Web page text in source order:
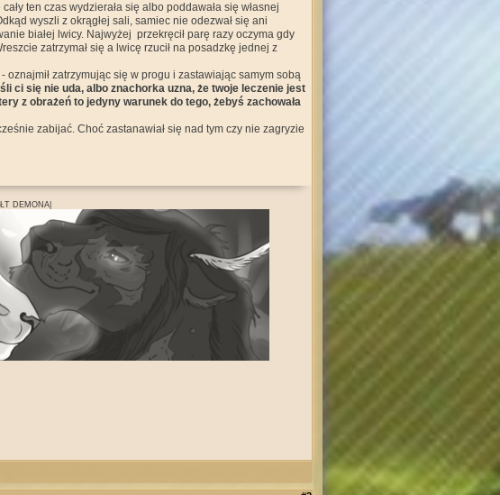
ten czas wydzierała się albo poddawała się własnej
wyszli z okrągłej sali, samiec nie odezwał się ani
białej lwicy. Najwyżej przekręcił parę razy oczyma gdy
zatrzymał się a lwicę rzucił na posadzkę jednej z
- oznajmił zatrzymując się w progu i zastawiając samym sobą
ci się nie uda, albo znachorka uzna, że twoje leczenie jest
z obrażeń to jedyny warunek do tego, żebyś zachowała
zabijać. Choć zastanawiał się nad tym czy nie zagryzie
DEMONA|